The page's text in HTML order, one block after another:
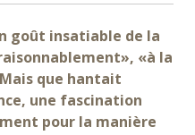
goût insatiable de la
«à la
que hantait
une fascination
pour la manière